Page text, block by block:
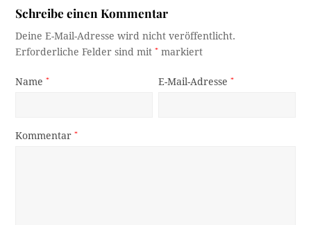
Schreibe einen Kommentar
Deine E-Mail-Adresse wird nicht veröffentlicht.
Erforderliche Felder sind mit* markiert
Name* E-Mail-Adresse*
Kommentar*